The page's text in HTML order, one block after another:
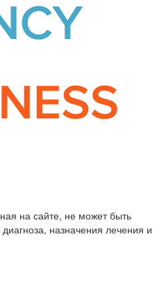
на сайте, не может быть
назначения лечения и